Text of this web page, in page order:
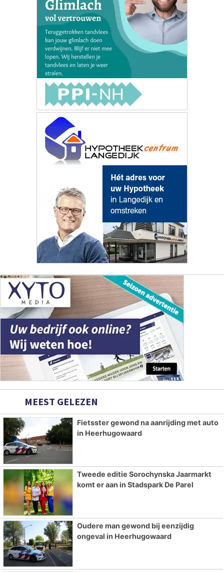
MEEST GELEZEN
Fietsster gewond na aanrijding met auto
in Heerhugowaard
Tweede editie Sorochynska Jaarmarkt
komt er aan in Stadspark De Parel
Oudere man gewond bij eenzijdig
ongeval in Heerhugowaard